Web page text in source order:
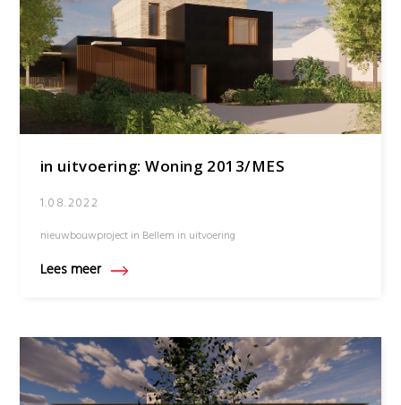
in uitvoering: Woning 2013/MES
1.08.2022
nieuwbouwproject in Bellem in uitvoering
Lees meer